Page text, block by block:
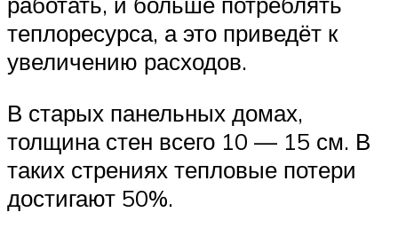
теплоресурса, а это приведёт к
увеличению расходов.
В старых панельных домах,
толщина стен всего 10 — 15 см. В
таких стрениях тепловые потери
достигают 50%.